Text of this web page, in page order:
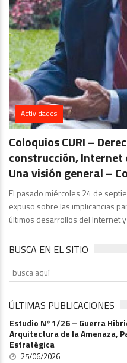
Actividades
Coloquios CURI –
construcción,
Una visión general –
El pasado miércoles 24 de
expuso sobre las implicancias
últimos desarrollos del Internet
BUSCA EN EL SITIO
ÚLTIMAS PUBLICACIONES
Estudio Nº 1/26 – Guerra
Arquitectura de la Amenaza,
Estratégica
25/06/2026